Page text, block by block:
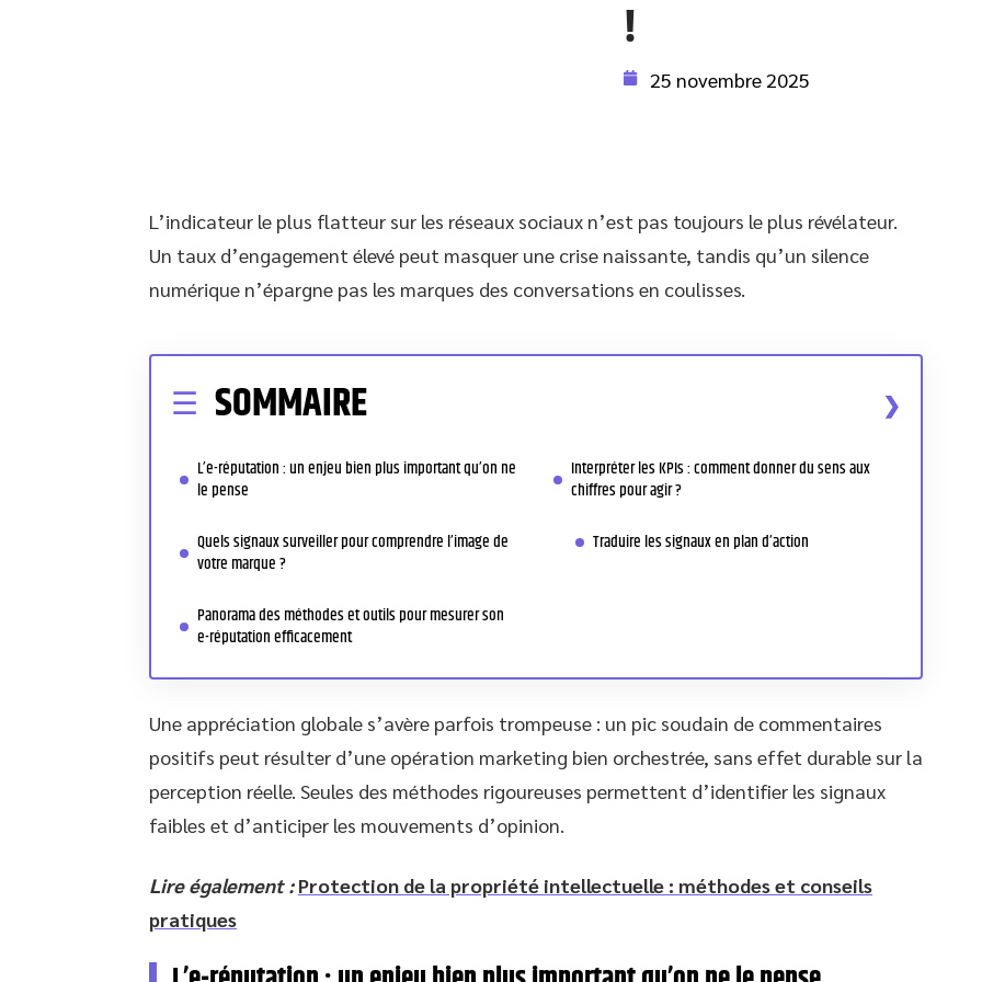
!
25 novembre 2025
L’indicateur le plus flatteur sur les réseaux sociaux n’est pas toujours le plus révélateur.
Un taux d’engagement élevé peut masquer une crise naissante, tandis qu’un silence
numérique n’épargne pas les marques des conversations en coulisses.
SOMMAIRE
L’e-réputation : un enjeu bien plus important qu’on ne
le pense
Quels signaux surveiller pour comprendre l’image de
votre marque ?
Panorama des méthodes et outils pour mesurer son
e-réputation efficacement
Interpréter les KPIs : comment donner du sens aux
chiffres pour agir ?
Traduire les signaux en plan d’action
Une appréciation globale s’avère parfois trompeuse : un pic soudain de commentaires
positifs peut résulter d’une opération marketing bien orchestrée, sans effet durable sur la
perception réelle. Seules des méthodes rigoureuses permettent d’identifier les signaux
faibles et d’anticiper les mouvements d’opinion.
Lire également : Protection de la propriété intellectuelle : méthodes et conseils
pratiques